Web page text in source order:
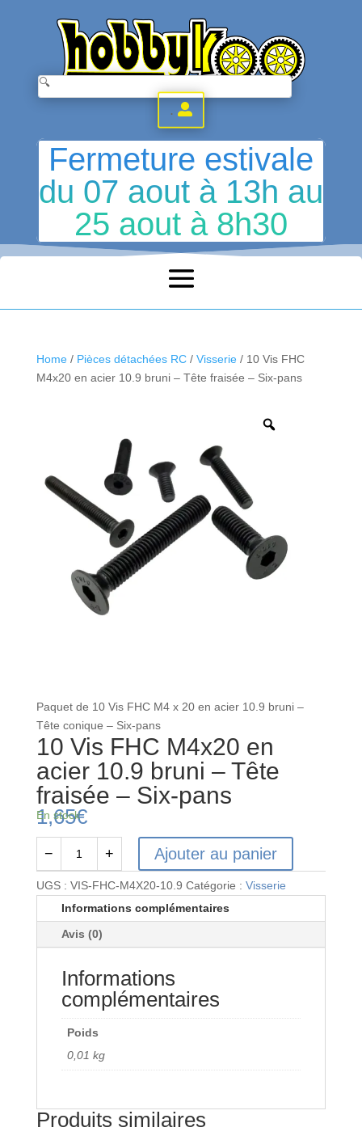
.
Fermeture estivale
du 07 aout à 13h au
25 aout à 8h30
Home/ Pièces détachées RC/ Visserie/ 10 Vis FHC
M4x20 en acier 10.9 bruni – Tête fraisée – Six-pans
Paquet de 10 Vis FHC M4 x 20 en acier 10.9 bruni –
Tête conique – Six-pans
10 Vis FHC M4x20 en
acier 10.9 bruni – Tête
fraisée – Six-pans
1,65€
En stock
quantité
de
10
Six-
− + Ajouter au panier
UGS : VIS-FHC-M4X20-10.9 Catégorie : Visserie
Informations complémentaires
Avis (0)
Informations
complémentaires
Poids
0,01 kg
Produits similaires